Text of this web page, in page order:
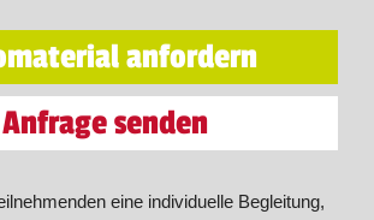
anfordern
Anfrage senden
eine individuelle Begleitung,